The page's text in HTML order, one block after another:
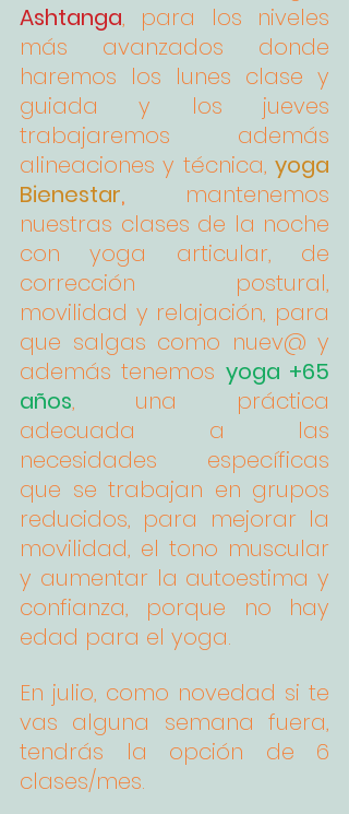
Ashtanga, para los niveles
más avanzados donde
haremos los lunes clase y
guiada y los jueves
trabajaremos además
alineaciones y técnica, yoga
Bienestar, mantenemos
nuestras clases de la noche
con yoga articular, de
corrección postural,
movilidad y relajación, para
que salgas como nuev@ y
además tenemos yoga +65
años, una práctica
adecuada a las
necesidades específicas
que se trabajan en grupos
reducidos, para mejorar la
movilidad, el tono muscular
y aumentar la autoestima y
confianza, porque no hay
edad para el yoga.
En julio, como novedad si te
vas alguna semana fuera,
tendrás la opción de 6
clases/mes.